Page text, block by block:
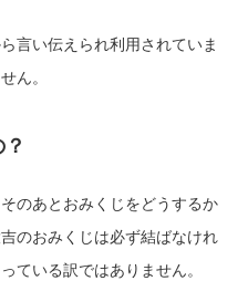
言い伝えられ利用されていま
ん。
のあとおみくじをどうするか
のおみくじは必ず結ばなけれ
ている訳ではありません。